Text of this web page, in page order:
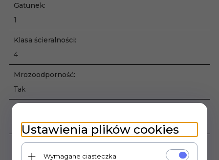
Gatunek:
1
Klasa ścieralności:
4
Mrozoodporność:
Tak
Ilość m2 w opakowaniu:
Ustawienia plików cookies
Wymagane ciasteczka